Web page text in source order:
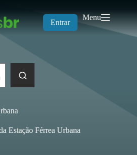
Entrar
Menu
Estação Férrea Urbana